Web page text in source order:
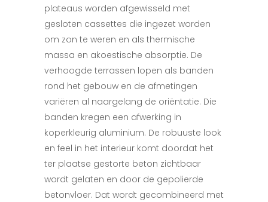
plateaus worden afgewisseld met
gesloten cassettes die ingezet worden
om zon te weren en als thermische
massa en akoestische absorptie. De
verhoogde terrassen lopen als banden
rond het gebouw en de afmetingen
variëren al naargelang de oriëntatie. Die
banden kregen een afwerking in
koperkleurig aluminium. De robuuste look
en feel in het interieur komt doordat het
ter plaatse gestorte beton zichtbaar
wordt gelaten en door de gepolierde
betonvloer. Dat wordt gecombineerd met